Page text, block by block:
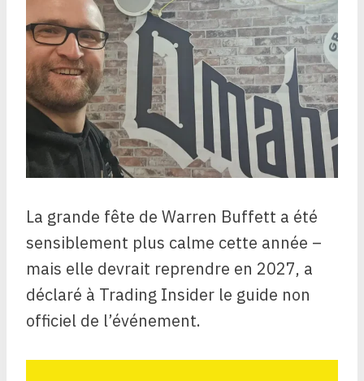
La grande fête de Warren Buffett a été
sensiblement plus calme cette année –
mais elle devrait reprendre en 2027, a
déclaré à Trading Insider le guide non
officiel de l’événement.